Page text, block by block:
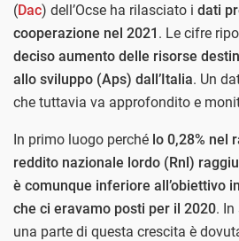
(Dac) dell’Ocse ha rilasciato i dati
cooperazione nel 2021 . Le cifre
deciso aumento delle risorse
allo sviluppo (Aps) dall’Italia. Un
che tuttavia va approfondito e
In primo luogo perché lo 0,28% nel
reddito nazionale lordo (Rnl)
è comunque inferiore all’obiettivo
che ci eravamo posti per il 2020. In
una parte di questa crescita è